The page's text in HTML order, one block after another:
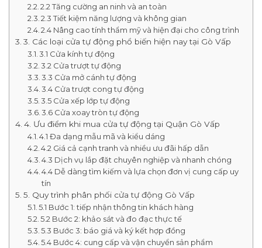
2.2 Tăng cường an ninh và an toàn
2.3 Tiết kiệm năng lượng và không gian
2.4 Nâng cao tính thẩm mỹ và hiện đại cho công trình
3. Các loại cửa tự động phổ biến hiện nay tại Gò Vấp
3.1 Cửa kính tự động
3.2 Cửa trượt tự động
3.3 Cửa mở cánh tự động
3.4 Cửa trượt cong tự động
3.5 Cửa xếp lớp tự động
3.6 Cửa xoay tròn tự động
4. Ưu điểm khi mua cửa tự động tại Quận Gò Vấp
4.1 Đa dạng mẫu mã và kiểu dáng
4.2 Giá cả cạnh tranh và nhiều ưu đãi hấp dẫn
4.3 Dịch vụ lắp đặt chuyên nghiệp và nhanh chóng
4.4 Dễ dàng tìm kiếm và lựa chọn đơn vị cung cấp uy
tín
5. Quy trình phân phối cửa tự động Gò Vấp
5.1 Bước 1: tiếp nhận thông tin khách hàng
5.2 Bước 2: khảo sát và đo đạc thực tế
5.3 Bước 3: báo giá và ký kết hợp đồng
5.4 Bước 4: cung cấp và vận chuyển sản phẩm